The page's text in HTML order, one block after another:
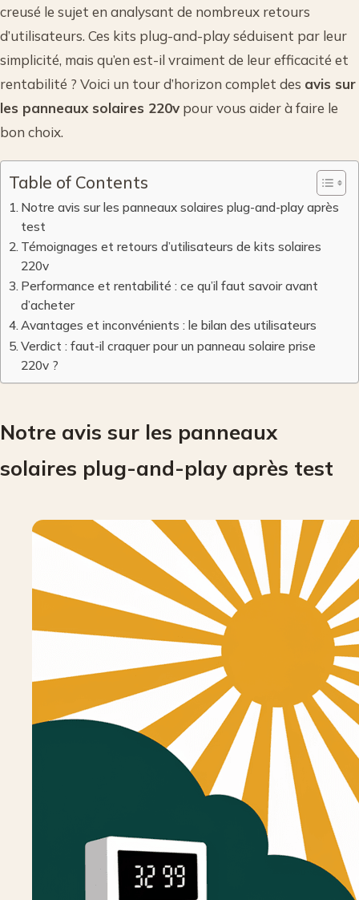
creusé le sujet en analysant de nombreux retours
d’utilisateurs. Ces kits plug-and-play séduisent par leur
simplicité, mais qu’en est-il vraiment de leur efficacité et
rentabilité ? Voici un tour d’horizon complet des avis sur
les panneaux solaires 220v pour vous aider à faire le
bon choix.
Table of Contents
Notre avis sur les panneaux solaires plug-and-play après
test
Témoignages et retours d’utilisateurs de kits solaires
220v
Performance et rentabilité : ce qu’il faut savoir avant
d’acheter
Avantages et inconvénients : le bilan des utilisateurs
Verdict : faut-il craquer pour un panneau solaire prise
220v ?
Notre avis sur les panneaux
solaires plug-and-play après test